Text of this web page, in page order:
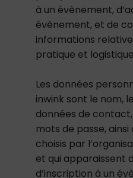
à un évènement,
évènement, et de
informations
pratique et
Les données
inwink sont le nom,
données de
mots de passe,
choisis par
et qui apparaissent
d’inscription à un